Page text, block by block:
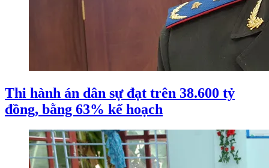
Thi hành án dân sự đạt trên 38.600 tỷ
đồng, bằng 63% kế hoạch